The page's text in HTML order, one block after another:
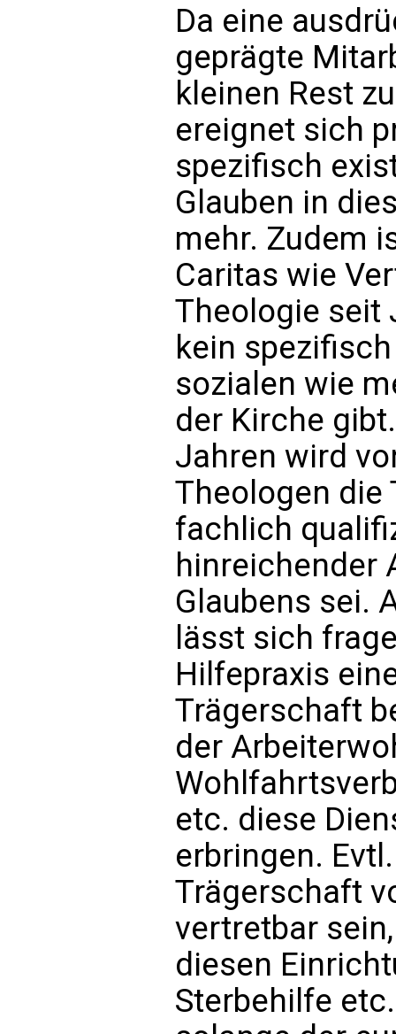
Da eine
geprägte
kleinen Rest
ereignet sich
spezifisch
Glauben in
mehr. Zudem
Caritas wie
Theologie seit
kein spezifisch
sozialen wie
der Kirche
Jahren wird
Theologen die
fachlich
hinreichender
Glaubens sei.
lässt sich
Hilfepraxis
Trägerschaft
der
etc. diese
erbringen.
Trägerschaft
vertretbar
diesen
Sterbehilfe